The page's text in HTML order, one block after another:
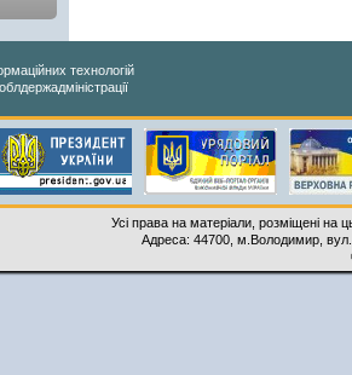
технологій
Усі права на матеріали, розміщені на
Адреса: 44700, м.Володимир,